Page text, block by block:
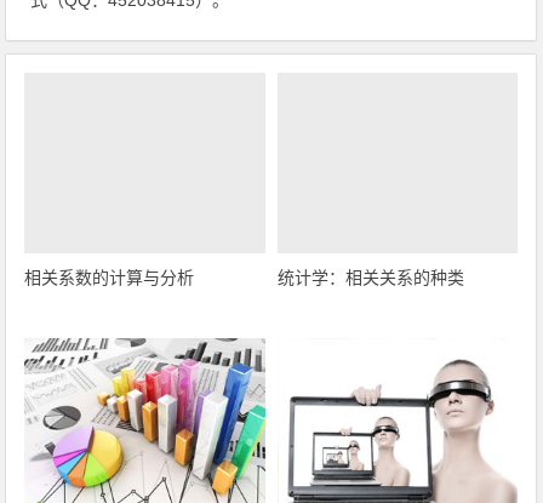
相关系数的计算与分析 统计学：相关关系的种类